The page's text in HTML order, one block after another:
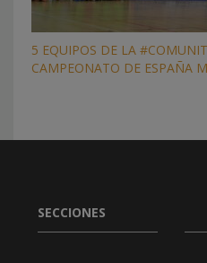
5 EQUIPOS DE LA
CAMPEONATO DE ESPAÑA
SECCIONES